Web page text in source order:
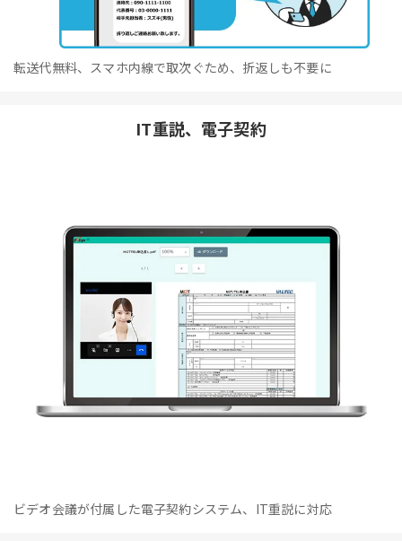
転送代無料、スマホ内線で取次ぐため、折返しも不要に
IT重説、電子契約
ビデオ会議が付属した電子契約システム、IT重説に対応